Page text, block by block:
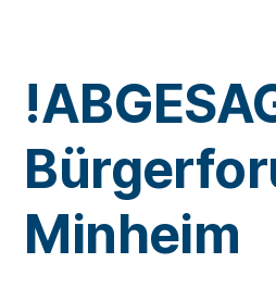
Minheim